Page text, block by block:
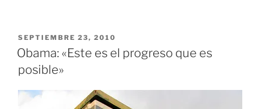
PUBLICADO
EL
SEPTIEMBRE 23, 2010
Obama: «Este es el progreso que es
posible»